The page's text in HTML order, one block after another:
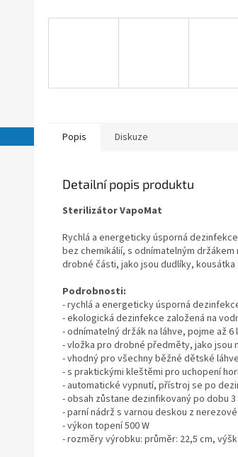
Popis Diskuze
Detailní popis produktu
Sterilizátor VapoMat
Rychlá a energeticky úsporná
bez chemikálií, s odnímatelným
drobné části, jako jsou dudlíky, kousátka
Podrobnosti:
- rychlá a energeticky úsporná
- ekologická dezinfekce založená na
- odnímatelný držák na láhve, pojme až 6
- vložka pro drobné předměty, jako jsou
- vhodný pro všechny běžné dětské
- s praktickými kleštěmi pro uchopení
- automatické vypnutí, přístroj se po
- obsah zůstane dezinfikovaný po dobu
- parní nádrž s varnou deskou z
- výkon topení 500 W
- rozměry výrobku: průměr: 22,5 cm,